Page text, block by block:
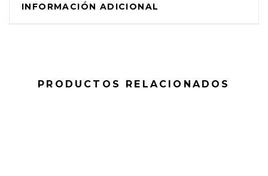
INFORMACIÓN ADICIONAL
PRODUCTOS RELACIONADOS